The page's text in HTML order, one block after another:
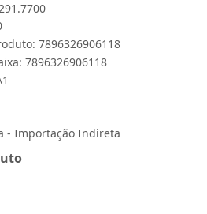
7896326906118
7896326906118
- Importação Indireta